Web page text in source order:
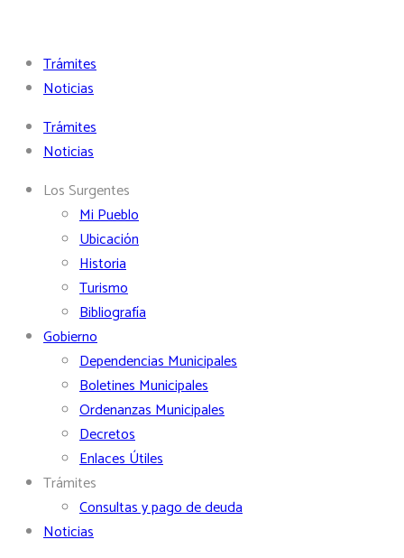
Trámites
Noticias
Trámites
Noticias
Los Surgentes
Mi Pueblo
Ubicación
Historia
Turismo
Bibliografía
Gobierno
Dependencias Municipales
Boletines Municipales
Ordenanzas Municipales
Decretos
Enlaces Útiles
Trámites
Consultas y pago de deuda
Noticias